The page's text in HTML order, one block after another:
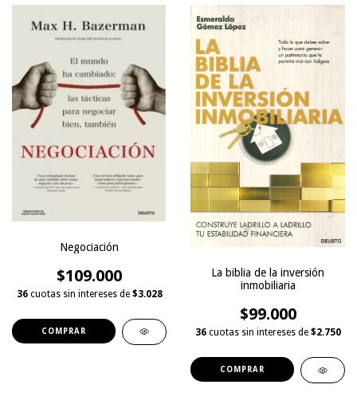
Negociación
$109.000
36 cuotas sin intereses de $3.028
La biblia de la inversión
inmobiliaria
$99.000
36 cuotas sin intereses de $2.750